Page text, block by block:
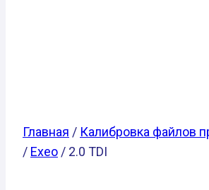
Главная / Калибровка файлов
/ Exeo / 2.0 TDI